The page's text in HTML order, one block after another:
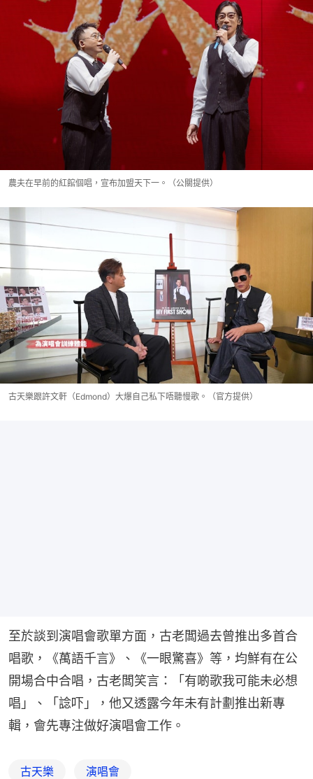
農夫在早前的紅館個唱，宣布加盟天下一。（公關提供）
古天樂跟許文軒（Edmond）大爆自己私下唔聽慢歌。（官方提供）
至於談到演唱會歌單方面，古老闆過去曾推出多首合
唱歌，《萬語千言》、《一眼驚喜》等，均鮮有在公
開場合中合唱，古老闆笑言：「有啲歌我可能未必想
唱」、「諗吓」，他又透露今年未有計劃推出新專
輯，會先專注做好演唱會工作。
古天樂 演唱會